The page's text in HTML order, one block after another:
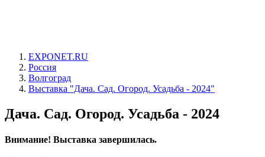
EXPONET.RU
Россия
Волгоград
Выставка "Дача. Сад. Огород. Усадьба - 2024"
Дача. Сад. Огород. Усадьба - 2024
Внимание! Выставка завершилась.